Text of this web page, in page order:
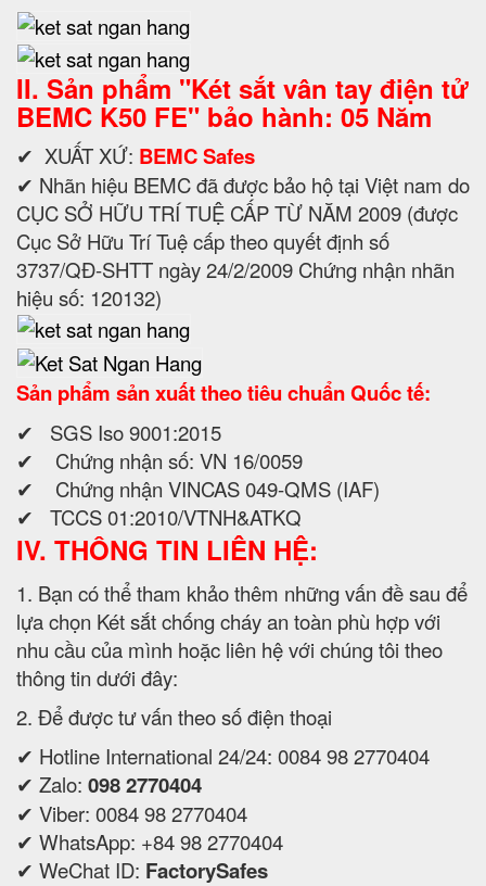
II. Sản phẩm "Két sắt vân tay điện tử
BEMC K50 FE" bảo hành: 05 Năm
✔ XUẤT XỨ: BEMC Safes
✔ Nhãn hiệu BEMC đã được bảo hộ tại Việt nam do
CỤC SỞ HỮU TRÍ TUỆ CẤP TỪ NĂM 2009 (được
Cục Sở Hữu Trí Tuệ cấp theo quyết định số
3737/QĐ-SHTT ngày 24/2/2009 Chứng nhận nhãn
hiệu số: 120132)
Sản phẩm sản xuất theo tiêu chuẩn Quốc tế:
✔ SGS Iso 9001:2015
✔ Chứng nhận số: VN 16/0059
✔ Chứng nhận VINCAS 049-QMS (IAF)
✔ TCCS 01:2010/VTNH&ATKQ
IV. THÔNG TIN LIÊN HỆ:
1. Bạn có thể tham khảo thêm những vấn đề sau để
lựa chọn Két sắt chống cháy an toàn phù hợp với
nhu cầu của mình hoặc liên hệ với chúng tôi theo
thông tin dưới đây:
2. Để được tư vấn theo số điện thoại
✔ Hotline International 24/24: 0084 98 2770404
✔ Zalo: 098 2770404
✔ Viber: 0084 98 2770404
✔ WhatsApp: +84 98 2770404
✔ WeChat ID: FactorySafes